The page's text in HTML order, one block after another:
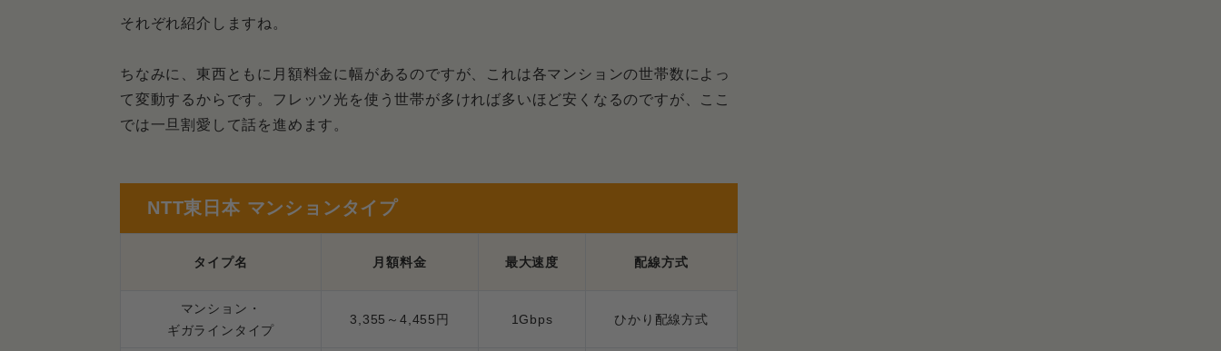
回線料金とプロバイダ料金をまとめて支払えるから楽
光コラボはフレッツ光が使えたら絶対に使える
Q．そのほかマンションでフレッツ光を使う際に必要なものはありますか？
Q．フレッツ光でテレビも見られるのですか？
まとめ．フレッツ光はマンションで使える！ただし手間を減らしたいなら光コラボ
それぞれ紹介しますね。
ちなみに、東西ともに月額料金に幅があるのですが、これは各マンションの世帯数によっ
て変動するからです。フレッツ光を使う世帯が多ければ多いほど安くなるのですが、ここ
では一旦割愛して話を進めます。
タイプ名 月額料金 最大速度 配線方式
マンション・
ギガラインタイプ
3,355～4,455円 1Gbps ひかり配線方式
NTT東日本 マンションタイプ